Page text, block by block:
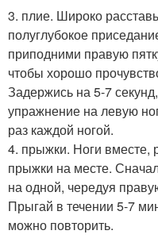
3. плие. Широко
полуглубокое
приподними правую
чтобы хорошо
Задержись на 5-7
упражнение на левую
раз каждой ногой.
4. прыжки. Ноги вместе,
прыжки на месте.
на одной, чередуя
Прыгай в течении 5-7
можно повторить.